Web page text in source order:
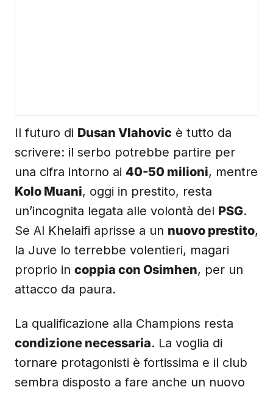
Il futuro di Dusan Vlahovic è tutto da
scrivere: il serbo potrebbe partire per
una cifra intorno ai 40-50 milioni, mentre
Kolo Muani, oggi in prestito, resta
un’incognita legata alle volontà del PSG.
Se Al Khelaifi aprisse a un nuovo prestito,
la Juve lo terrebbe volentieri, magari
proprio in coppia con Osimhen, per un
attacco da paura.
La qualificazione alla Champions resta
condizione necessaria. La voglia di
tornare protagonisti è fortissima e il club
sembra disposto a fare anche un nuovo